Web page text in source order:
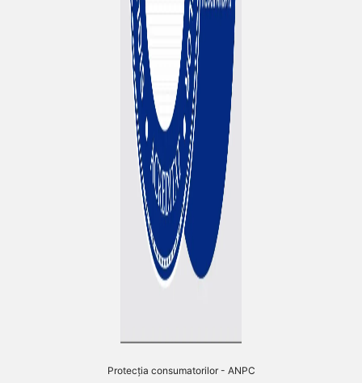
Protecția consumatorilor - ANPC